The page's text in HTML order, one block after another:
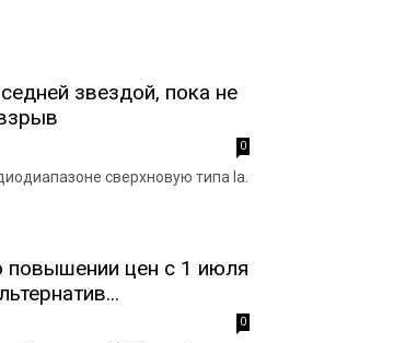
звездой, пока не
0
сверхновую типа Ia.
повышении цен с 1 июля
0